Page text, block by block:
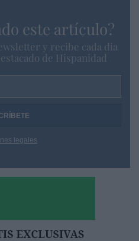
este artículo?
y recibe cada dia
de Hispanidad
legales